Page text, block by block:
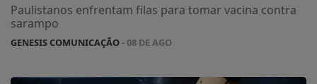
Paulistanos enfrentam filas para tomar vacina contra
sarampo
GENESIS COMUNICAÇÃO- 08 DE AGO